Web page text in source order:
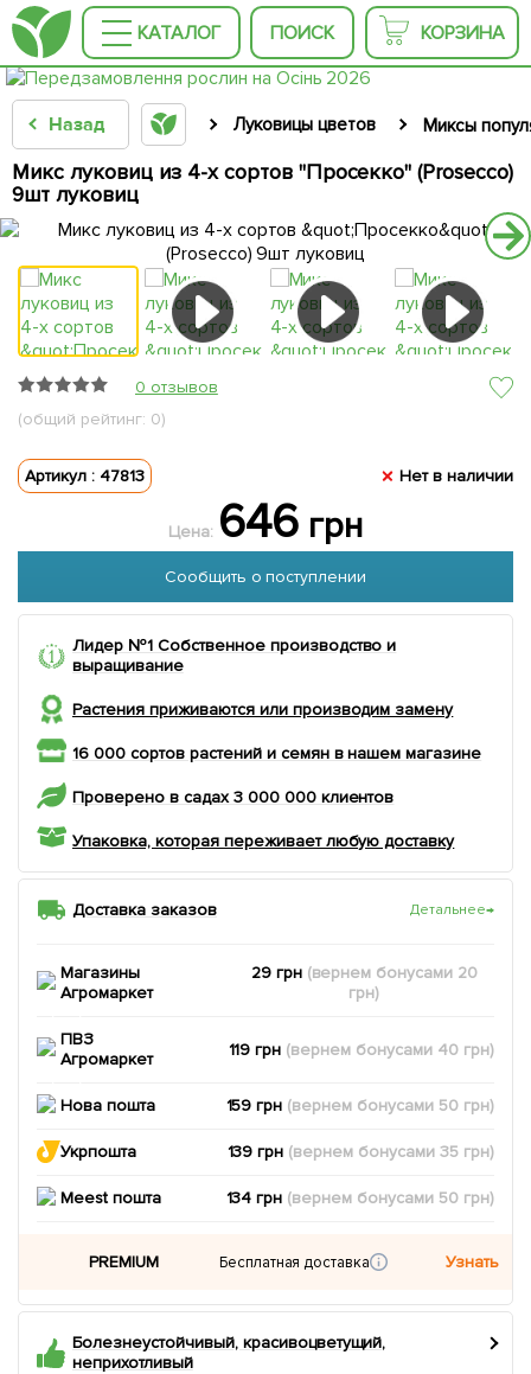
КАТАЛОГ ПОИСК КОРЗИНА
Назад Луковицы цветов Миксы
Микс луковиц из 4-х сортов "Просекко" (Prosecco)
9шт луковиц
0 отзывов
(общий рейтинг: 0)
Артикул : 47813 Нет в наличии
Цена: 646грн
Сообщить о поступлении
Лидер №1 Собственное производство и
выращивание
Растения приживаются или производим замену
16 000 сортов растений и семян в нашем магазине
Проверено в садах 3 000 000 клиентов
Упаковка, которая переживает любую доставку
Доставка заказов Детальнее→
Магазины
Агромаркет
29 грн (вернем бонусами 20
грн)
ПВЗ
Агромаркет
119 грн (вернем бонусами 40 грн)
Нова пошта 159 грн (вернем бонусами 50 грн)
Укрпошта 139 грн (вернем бонусами35 грн)
Meest пошта 134 грн (вернем бонусами 50 грн)
PREMIUM Бесплатная доставка Узнать
Болезнеустойчивый, красивоцветущий,
неприхотливый